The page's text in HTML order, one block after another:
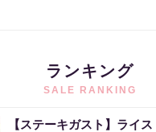
ランキング
SALE RANKING
【ステーキガスト】ライ